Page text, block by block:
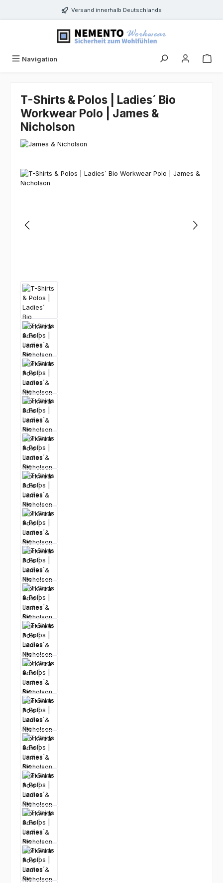
Zum Hauptinhalt springenVersand innerhalb Deutschlands
Navigation
T-Shirts & Polos | Ladies´ Bio
Workwear Polo | James &
Nicholson
Bildergalerie überspringen